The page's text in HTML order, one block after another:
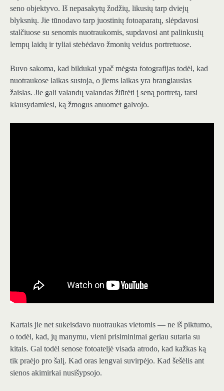
seno objektyvo. Iš nepasakytų žodžių, likusių tarp dviejų
blyksnių. Jie tūnodavo tarp juostinių fotoaparatų, slėpdavosi
stalčiuose su senomis nuotraukomis, supdavosi ant palinkusių
lempų laidų ir tyliai stebėdavo žmonių veidus portretuose.
Buvo sakoma, kad bildukai ypač mėgsta fotografijas todėl, kad
nuotraukose laikas sustoja, o jiems laikas yra brangiausias
žaislas. Jie gali valandų valandas žiūrėti į seną portretą, tarsi
klausydamiesi, ką žmogus anuomet galvojo.
Kartais jie net sukeisdavo nuotraukas vietomis — ne iš piktumo,
o todėl, kad, jų manymu, vieni prisiminimai geriau sutaria su
kitais. Gal todėl senose fotoateljė visada atrodo, kad kažkas ką
tik praėjo pro šalį. Kad oras lengvai suvirpėjo. Kad šešėlis ant
sienos akimirkai nusišypsojo.